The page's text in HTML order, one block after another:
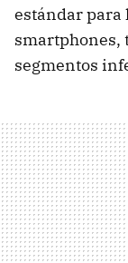
estándar para
smartphones,
segmentos